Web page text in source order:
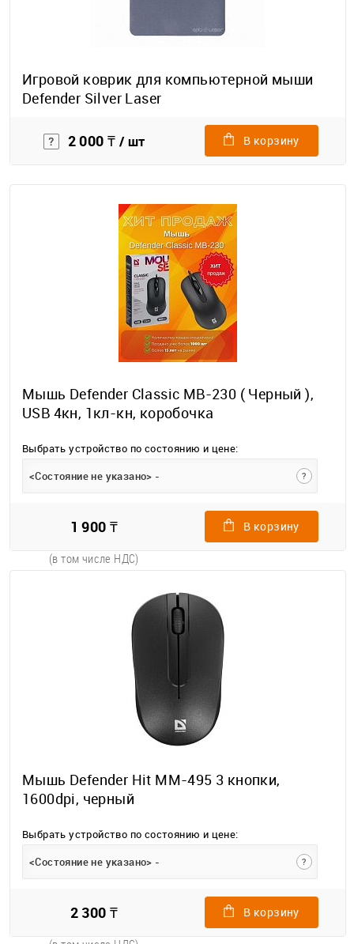
Игровой коврик для компьютерной мыши
Defender Silver Laser
2 000 ₸ / шт В корзину
Мышь Defender Classic MB-230 ( Черный ),
USB 4кн, 1кл-кн, коробочка
Выбрать устройство по состоянию и цене:
<Состояние не указано> -
?
1 900 ₸
(в том числе НДС)
В корзину
Мышь Defender Hit MM-495 3 кнопки,
1600dpi, черный
Выбрать устройство по состоянию и цене:
<Состояние не указано> -
?
2 300 ₸ В корзину